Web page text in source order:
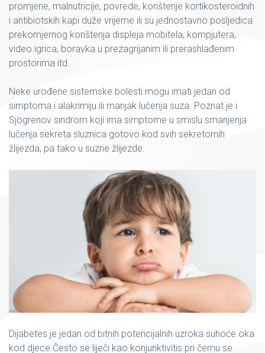
promjene, malnutricije, povrede, korištenje kortikosteroidnih
i antibiotskih kapi duže vrijeme ili su jednostavno posljedica
prekomjernog korištenja displeja mobitela, kompjutera,
video igrica, boravka u prezagrijanim ili prerashlađenim
prostorima itd.
Neke urođene sistemske bolesti mogu imati jedan od
simptoma i alakrimiju ili manjak lučenja suza. Poznat je i
Sjögrenov sindrom koji ima simptome u smislu smanjenja
lučenja sekreta sluznica gotovo kod svih sekretornih
žlijezda, pa tako u suzne žlijezde.
Dijabetes je jedan od bitnih potencijalnih uzroka suhoće oka
kod djece.Često se liječi kao konjunktivitis pri čemu se